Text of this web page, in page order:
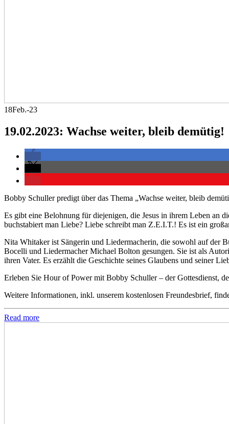
18Feb.-23
19.02.2023: Wachse weiter, bleib demütig!
Bobby Schuller predigt über das Thema „Wachse weiter, bleib
Es gibt eine Belohnung für diejenigen, die Jesus in ihrem Leben an
buchstabiert man Liebe? Liebe schreibt man Z.E.I.T.! Es ist ein
Nita Whitaker ist Sängerin und Liedermacherin, die sowohl auf der
Bocelli und Liedermacher Michael Bolton gesungen. Sie ist als
ihren Vater. Es erzählt die Geschichte seines Glaubens und seiner
Erleben Sie Hour of Power mit Bobby Schuller – der Gottesdienst,
Weitere Informationen, inkl. unserem kostenlosen Freundesbrief,
Read more